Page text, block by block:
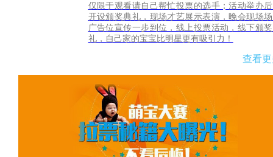
仅限于观看请自己帮忙投票的选手；活动举办
开设颁奖典礼，现场才艺展示表演，晚会现场
广告位宣传一步到位，线上投票活动，线下颁
礼，自己家的宝宝比明星更有吸引力！
查看